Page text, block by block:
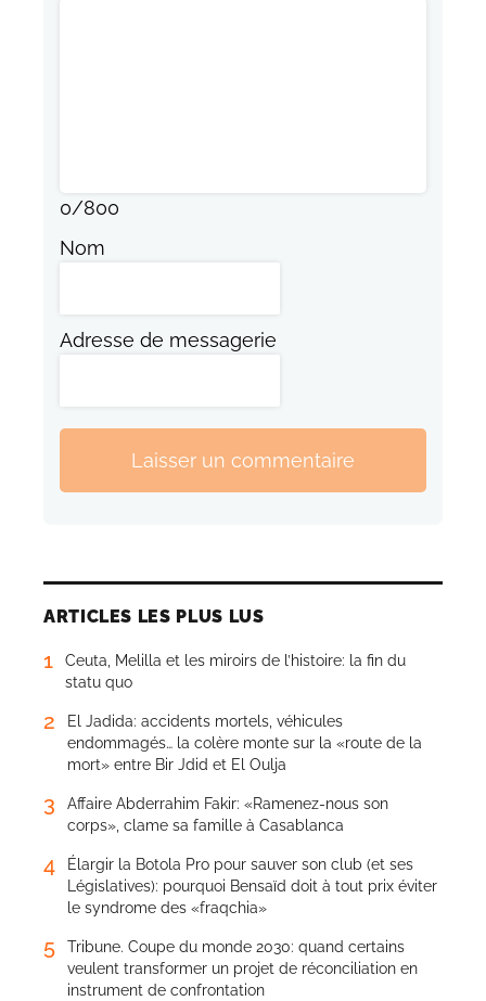
0/800
Nom
Adresse de messagerie
Laisser un commentaire
ARTICLES LES PLUS LUS
1
Ceuta, Melilla et les miroirs de l’histoire: la fin du
statu quo
2
El Jadida: accidents mortels, véhicules
endommagés… la colère monte sur la «route de la
mort» entre Bir Jdid et El Oulja
3
Affaire Abderrahim Fakir: «Ramenez-nous son
corps», clame sa famille à Casablanca
4
Élargir la Botola Pro pour sauver son club (et ses
Législatives): pourquoi Bensaïd doit à tout prix éviter
le syndrome des «fraqchia»
5
Tribune. Coupe du monde 2030: quand certains
veulent transformer un projet de réconciliation en
instrument de confrontation